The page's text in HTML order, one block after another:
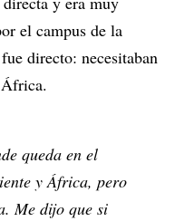
el campus de la
directo: necesitaban
queda en el
y África, pero
Me dijo que si